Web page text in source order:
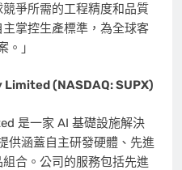
爭所需的工程精度和品質
掌控生產標準，為全球客
。」
(NASDAQ: SUPX)
是一家 AI 基礎設施解決
供涵蓋自主研發硬體、先進
合。公司的服務包括先進